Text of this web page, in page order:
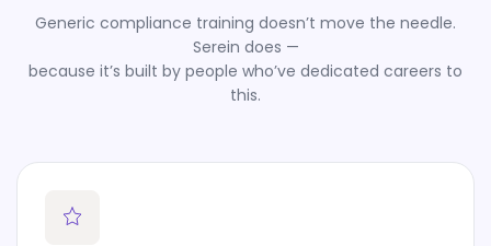
Generic compliance training doesn’t move the needle.
Serein does —
because it’s built by people who’ve dedicated careers to
this.